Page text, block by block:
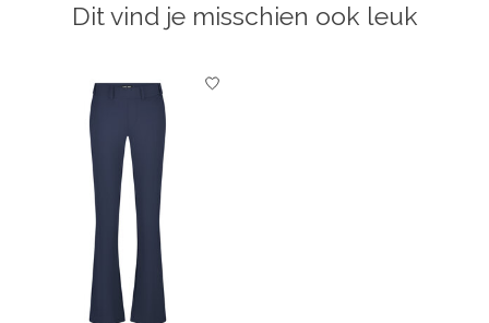
Dit vind je misschien ook leuk
Items van productcarrousel